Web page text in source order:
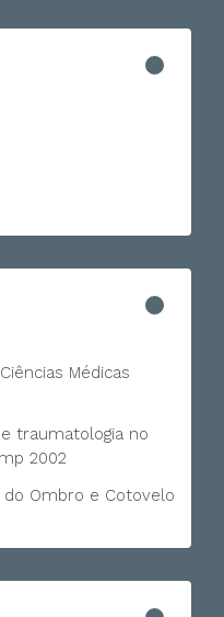
Médicas
traumatologia no
2002
do Ombro e Cotovelo